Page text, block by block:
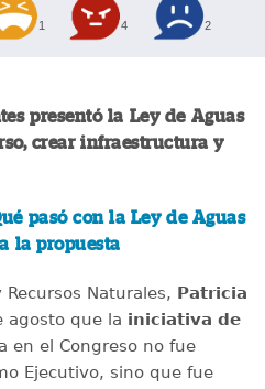
1 4 2
presentó la Ley de Aguas
crear infraestructura y
pasó con la Ley de Aguas
la propuesta
Naturales, Patricia
agosto que la iniciativa de
en el Congreso no fue
Ejecutivo, sino que fue